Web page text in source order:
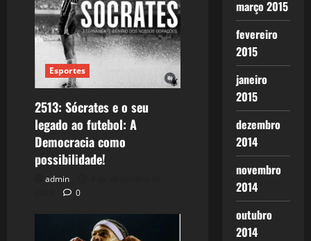
Esportes
2513: Sócrates e o seu
legado ao futebol: A
Democracia como
possibilidade!
admin
0
março 2015
fevereiro
2015
janeiro
2015
dezembro
2014
novembro
2014
outubro
2014